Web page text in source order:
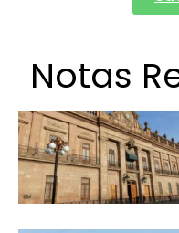
Notas